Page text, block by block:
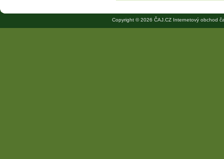
Copyright © 2026 ČAJ.CZ Internetový obchod